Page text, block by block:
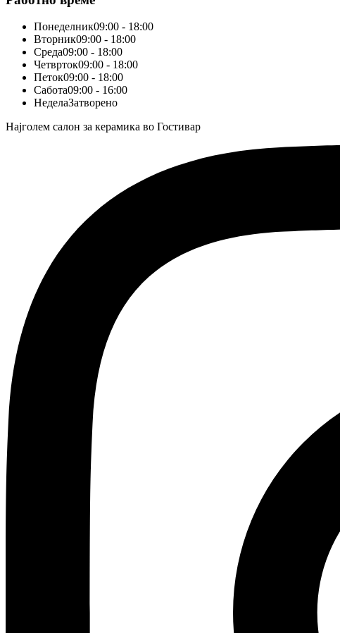
Понеделник09:00 - 18:00
Вторник09:00 - 18:00
Среда09:00 - 18:00
Четврток09:00 - 18:00
Петок09:00 - 18:00
Сабота09:00 - 16:00
НеделаЗатворено
Најголем салон за керамика во Гостивар